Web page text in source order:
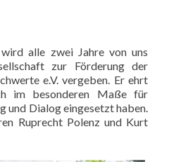
alle zwei Jahre von uns
zur Förderung der
e.V. vergeben. Er ehrt
im besonderen Maße für
und Dialog eingesetzt haben.
Ruprecht Polenz und Kurt